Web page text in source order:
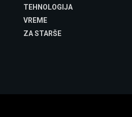
TEHNOLOGIJA
VREME
ZA STARŠE